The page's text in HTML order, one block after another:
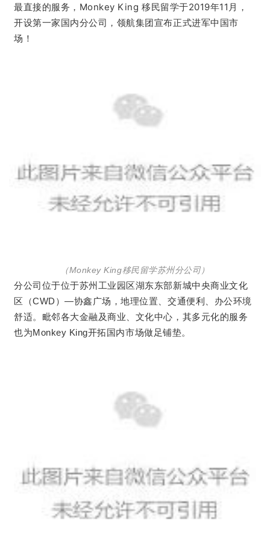
最直接的服务，Monkey King 移民留学于2019年11月，
开设第一家国内分公司， 领航集团宣布正式进军中国市
场！
（Monkey King移民留学苏州分公司）
分公司位于位于苏州工业园区湖东东部新城中央商业文化
区（CWD）—协鑫广场，地理位置、交通便利、办公环境
舒适。毗邻各大金融及商业、文化中心，其多元化的服务
也为Monkey King开拓国内市场做足铺垫。